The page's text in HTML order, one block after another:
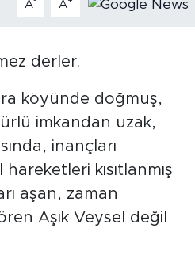
A A
derler.
köyünde doğmuş,
imkandan uzak,
inançları
kısıtlanmış
aşan, zaman
Aşık Veysel değil